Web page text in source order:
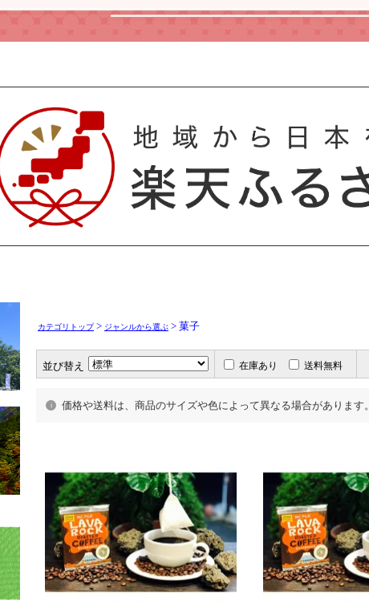
カテゴリトップ> ジャンルから選ぶ > 菓子
並び替え 在庫あり 送料無料
価格や送料は、商品のサイズや色によって異なる場合があります。